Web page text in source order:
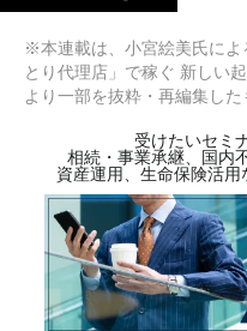
※本連載は、小宮絵美氏に
とり代理店」で稼ぐ 新しい
より一部を抜粋・再編集した
受けたいセミ
相続・事業承継、国内
資産運用、生命保険活